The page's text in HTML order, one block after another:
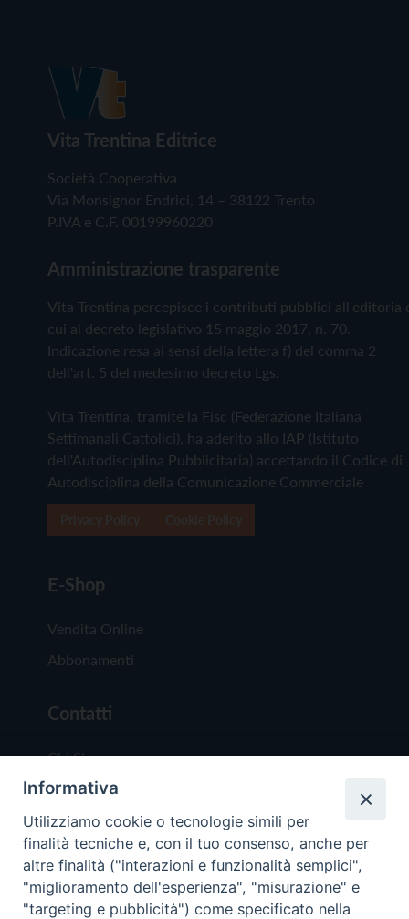
Vita Trentina Editrice
Società Cooperativa
Via Monsignor Endrici, 14 – 38122 Trento
P.IVA e C.F. 00199960220
Amministrazione trasparente
Vita Trentina percepisce i contributi pubblici all'editoria
cui al decreto legislativo 15 maggio 2017, n. 70.
Indicazione resa ai sensi della lettera f) del comma 2
dell'art. 5 del medesimo decreto Lgs.
Vita Trentina, tramite la Fisc (Federazione Italiana
Settimanali Cattolici), ha aderito allo IAP (Istituto
dell'Autodisciplina Pubblicitaria) accettando il Codice di
Autodisciplina della Comunicazione Commerciale
E-Shop
Vendita Online
Abbonamenti
Contatti
Chi Siamo
Redazione
Scrivici
Informativa
Utilizziamo cookie o tecnologie simili per
finalità tecniche e, con il tuo consenso, anche per
altre finalità ("interazioni e funzionalità semplici",
"miglioramento dell'esperienza", "misurazione" e
"targeting e pubblicità") come specificato nella